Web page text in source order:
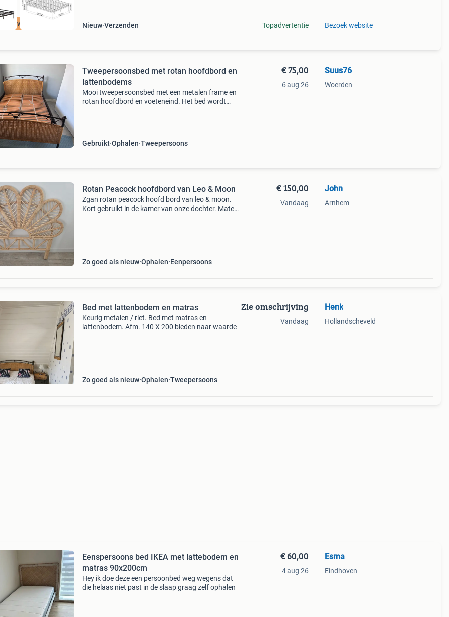
kwaliteit Nieuw Verzenden Topadvertentie Bezoek website
Tweepersoonsbed met rotan hoofdbord en
lattenbodems
Mooi tweepersoonsbed met een metalen frame en
rotan hoofdbord en voeteneind. Het bed wordt
Gebruikt Ophalen Tweepersoons
€ 75,00
6 aug 26
Suus76
Woerden
Rotan Peacock hoofdbord van Leo & Moon
Zgan rotan peacock hoofd bord van leo & moon.
Kort gebruikt in de kamer van onze dochter. Maten
Zo goed als nieuw Ophalen Eenpersoons
€ 150,00
Vandaag
John
Arnhem
Bed met lattenbodem en matras
Keurig metalen / riet. Bed met matras en
lattenbodem. Afm. 140 X 200 bieden naar waarde
Zo goed als nieuw Ophalen Tweepersoons
Zie omschrijving
Vandaag
Henk
Hollandscheveld
Eenspersoons bed IKEA met lattebodem en
matras 90x200cm
Hey ik doe deze een persoonbed weg wegens dat
die helaas niet past in de slaap graag zelf ophalen
€ 60,00
4 aug 26
Esma
Eindhoven